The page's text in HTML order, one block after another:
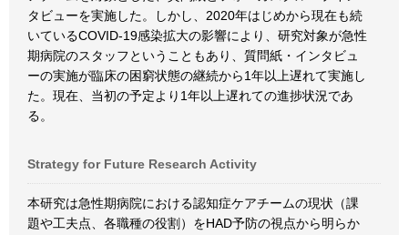
タビューを実施した。しかし、2020年はじめから現在も続
いているCOVID-19感染拡大の影響により、研究対象が急性
期病院のスタッフということもあり、質問紙・インタビュ
ーの実施が臨床の困窮状態の継続から1年以上遅れて実施し
た。現在、当初の予定より1年以上遅れての進捗状況であ
る。
Strategy for Future Research Activity
本研究は急性期病院における認知症ケアチームの現状（課
題や工夫点、各職種の役割）をHAD予防の視点から明らか